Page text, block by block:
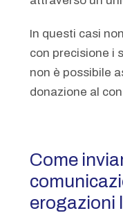
In questi casi
con precisione i
non è possibile
donazione al
Come
erogazioni